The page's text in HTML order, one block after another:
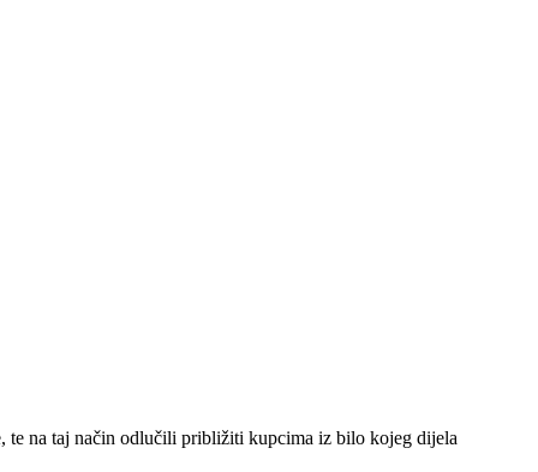
te na taj način odlučili približiti kupcima iz bilo kojeg dijela